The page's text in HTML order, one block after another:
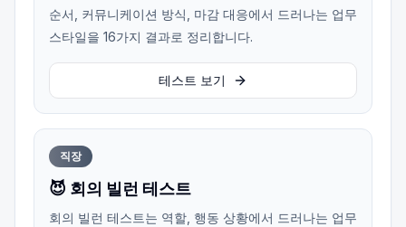
순서, 커뮤니케이션 방식, 마감 대응에서 드러나는 업무
스타일을 16가지 결과로 정리합니다.
테스트 보기
직장
😈 회의 빌런 테스트
회의 빌런 테스트는 역할, 행동 상황에서 드러나는 업무